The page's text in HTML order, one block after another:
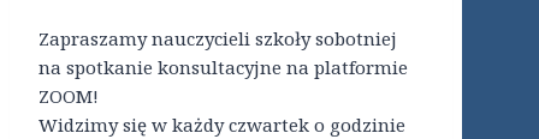
Zapraszamy nauczycieli szkoły sobotniej
na spotkanie konsultacyjne na platformie
ZOOM!
Widzimy się w każdy czwartek o godzinie